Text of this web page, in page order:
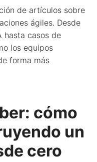
de artículos sobre
ágiles. Desde
hasta casos de
los equipos
forma más
cómo
un
cero